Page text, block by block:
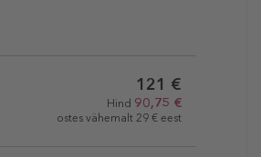
121 €
Hind 90,75 €
ostes vähemalt 29 € eest